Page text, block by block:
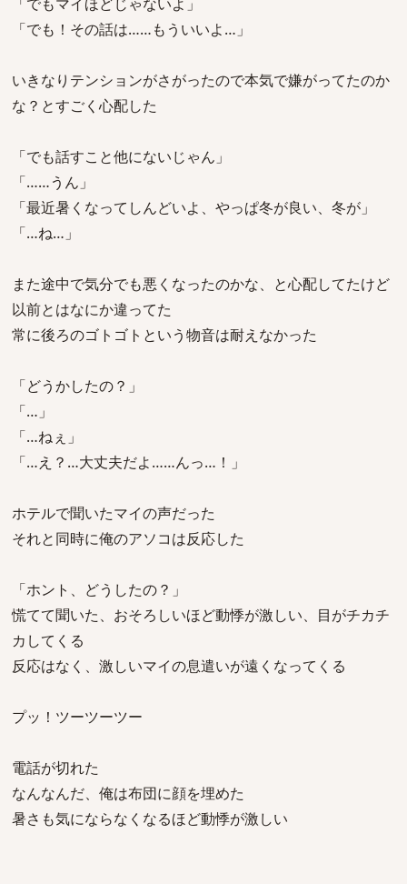
「でも！その話は……もういいよ…」
いきなりテンションがさがったので本気で嫌がってたのか
な？とすごく心配した
「でも話すこと他にないじゃん」
「……うん」
「最近暑くなってしんどいよ、やっぱ冬が良い、冬が」
「…ね…」
また途中で気分でも悪くなったのかな、と心配してたけど
以前とはなにか違ってた
常に後ろのゴトゴトという物音は耐えなかった
「どうかしたの？」
「…」
「…ねぇ」
「…え？…大丈夫だよ……んっ…！」
ホテルで聞いたマイの声だった
それと同時に俺のアソコは反応した
「ホント、どうしたの？」
慌てて聞いた、おそろしいほど動悸が激しい、目がチカチ
カしてくる
反応はなく、激しいマイの息遣いが遠くなってくる
プッ！ツーツーツー
電話が切れた
なんなんだ、俺は布団に顔を埋めた
暑さも気にならなくなるほど動悸が激しい